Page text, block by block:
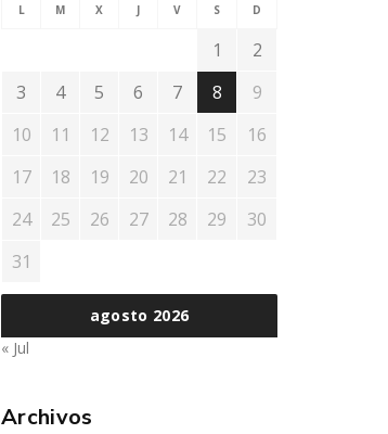
agosto 2026
L M X J V S D
1
2
3
4 5 6 7 8
9
10
11 12 13 14 15
16
17
18 19 20 21 22
23
24
25 26 27 28 29
30
31
« Jul
Archivos